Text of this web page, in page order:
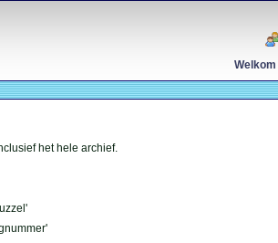
Welkom
het hele archief.